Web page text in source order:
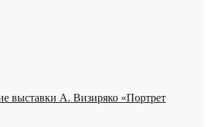
выставки А. Визиряко «Портрет